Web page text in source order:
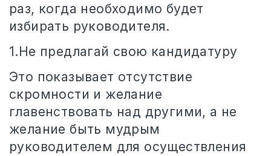
раз, когда необходимо будет
избирать руководителя.
1.Не предлагай свою кандидатуру
Это показывает отсутствие
скромности и желание
главенствовать над другими, а не
желание быть мудрым
руководителем для осуществления